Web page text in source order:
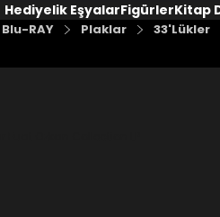
Hediyelik EşyalarFigürlerKitap
RAY Plaklar 33'Lükler